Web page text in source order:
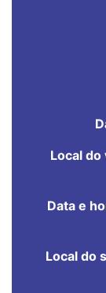
Local do
Data e
Local do